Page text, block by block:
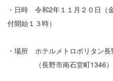
・日時 令和2年１１月２０日（
付開始１３時）
・場所 ホテルメトロポリタン
（長野市南石堂町1346）